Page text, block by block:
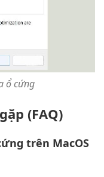
ổ cứng
(FAQ)
trên MacOS